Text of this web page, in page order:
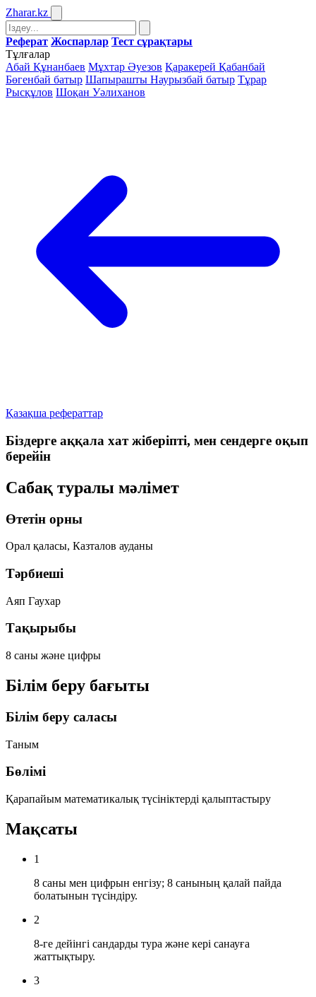
Zharar.kz
Реферат Жоспарлар Тест сұрақтары
Тұлғалар
Абай Құнанбаев Мұхтар Әуезов Қаракерей Қабанбай
Бөгенбай батыр Шапырашты Наурызбай батыр Тұрар
Рысқұлов Шоқан Уәлиханов
Қазақша рефераттар
Біздерге аққала хат жіберіпті, мен сендерге оқып
берейін
Сабақ туралы мәлімет
Өтетін орны
Орал қаласы, Казталов ауданы
Тәрбиеші
Аяп Гаухар
Тақырыбы
8 саны және цифры
Білім беру бағыты
Білім беру саласы
Таным
Бөлімі
Қарапайым математикалық түсініктерді қалыптастыру
Мақсаты
1
8 саны мен цифрын енгізу; 8 санының қалай пайда
болатынын түсіндіру.
2
8-ге дейінгі сандарды тура және кері санауға
жаттықтыру.
3